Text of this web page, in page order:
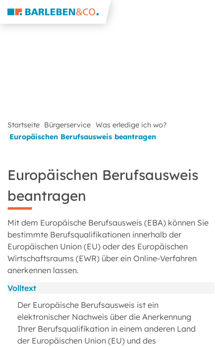
Startseite Bürgerservice Was erledige ich wo?
Europäischen Berufsausweis beantragen
Europäischen Berufsausweis
beantragen
Mit dem Europäische Berufsausweis (EBA) können Sie
bestimmte Berufsqualifikationen innerhalb der
Europäischen Union (EU) oder des Europäischen
Wirtschaftsraums (EWR) über ein Online-Verfahren
anerkennen lassen.
Volltext
Der Europäische Berufsausweis ist ein
elektronischer Nachweis über die Anerkennung
Ihrer Berufsqualifikation in einem anderen Land
der Europäischen Union (EU) und des